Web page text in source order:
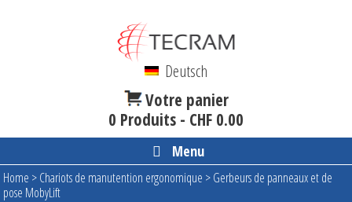
Deutsch
Votre panier
0 Produits - CHF 0.00
Menu
Home >Chariots de manutention ergonomique >Gerbeurs de panneaux et de
pose MobyLift